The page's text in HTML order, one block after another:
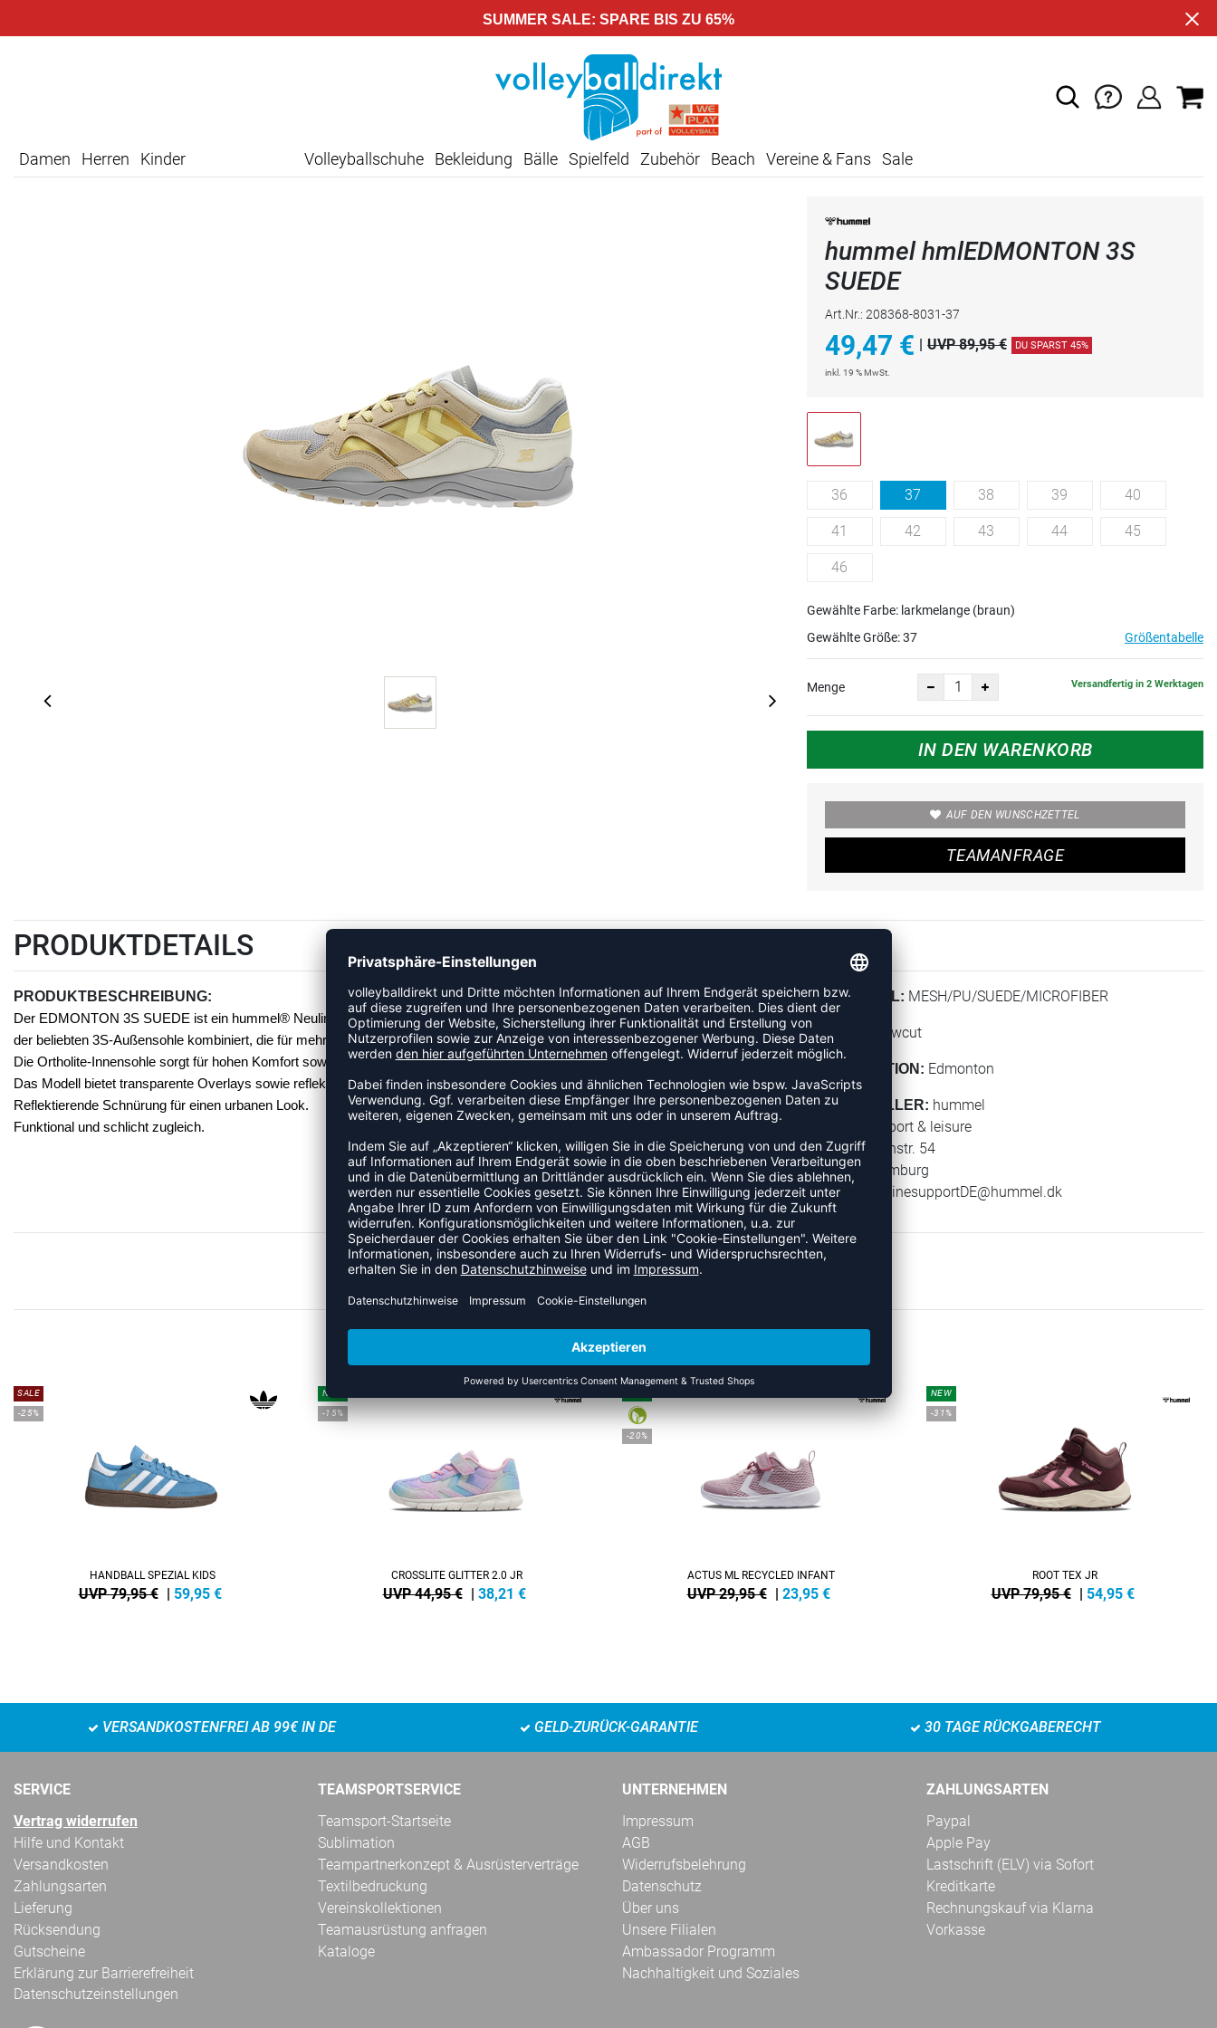
SUMMER SALE: SPARE BIS ZU 65%
Damen Herren Kinder Volleyballschuhe Bekleidung Bälle Spielfeld Zubehör Beach Vereine & Fans Sale
hummel hmlEDMONTON 3S
SUEDE
Art.Nr.: 208368-8031-37
49,47 € UVP 89,95 € DU SPARST 45%
inkl. 19 % MwSt.
36 37 38 39 40
41 42 43 44 45
46
Gewählte Farbe: larkmelange (braun)
Gewählte Größe:37 Größentabelle
Menge Versandfertig in 2 Werktagen
IN DEN WARENKORB
AUF DEN WUNSCHZETTEL
TEAMANFRAGE
PRODUKTDETAILS
PRODUKTBESCHREIBUNG:
Der EDMONTON 3S SUEDE ist ein hummel® Neuling und ein einzigartiger Hybrid, der die klassische EDMONTON-Silhouette mit
der beliebten 3S-Außensohle kombiniert, die für mehr Flexibilität mit AEROTECH-Technologie aktualisiert wurde.
Die Ortholite-Innensohle sorgt für hohen Komfort sowie eine federnde Passform.
Das Modell bietet transparente Overlays sowie reflektierende Details für eine Retro-Tech-Optik, die wichtig ist.
Reflektierende Schnürung für einen urbanen Look.
Funktional und schlicht zugleich.
MATERIAL: MESH/PU/SUEDE/MICROFIBER
HÖHE: Lowcut
KOLLEKTION: Edmonton
HERSTELLER: hummel
hummel sport & leisure
Leverkusenstr. 54
22761 Hamburg
E-Mail:
onlinesupportDE@hummel.dk
ZULETZT ANGESEHEN
MEHR AUS DER KATEGORIE SNEAKER
SALE
-25%
HANDBALL SPEZIAL KIDS
UVP 79,95 € | 59,95 €
NEW
-15%
CROSSLITE GLITTER 2.0 JR
UVP 44,95 € | 38,21 €
-20%
ACTUS ML RECYCLED INFANT
UVP 29,95 € | 23,95 €
NEW
-31%
ROOT TEX JR
UVP 79,95 € | 54,95 €
VERSANDKOSTENFREI AB 99€ IN DE GELD-ZURÜCK-GARANTIE 30 TAGE RÜCKGABERECHT
SERVICE
Vertrag widerrufen
Hilfe und Kontakt
Versandkosten
Zahlungsarten
Lieferung
Rücksendung
Gutscheine
Erklärung zur Barrierefreiheit
Datenschutzeinstellungen
TEAMSPORTSERVICE
Teamsport-Startseite
Sublimation
Teampartnerkonzept & Ausrüsterverträge
Textilbedruckung
Vereinskollektionen
Teamausrüstung anfragen
Kataloge
UNTERNEHMEN
Impressum
AGB
Widerrufsbelehrung
Datenschutz
Über uns
Unsere Filialen
Ambassador Programm
Nachhaltigkeit und Soziales
ZAHLUNGSARTEN
Paypal
Apple Pay
Lastschrift (ELV) via Sofort
Kreditkarte
Rechnungskauf via Klarna
Vorkasse